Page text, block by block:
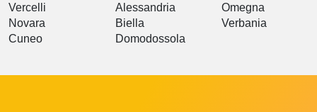
Vercelli
Novara
Cuneo
Alessandria
Biella
Domodossola
Omegna
Verbania